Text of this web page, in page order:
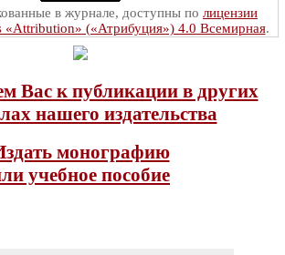
в журнале, доступны по лицензии
«Attribution» («Атрибуция») 4.0 Всемирная.
Вас к публикации в других
нашего издательства
монографию
учебное пособие